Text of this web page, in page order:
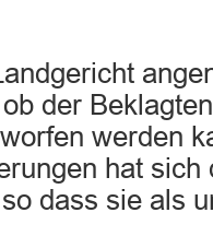
der
werden
hat
dass sie als